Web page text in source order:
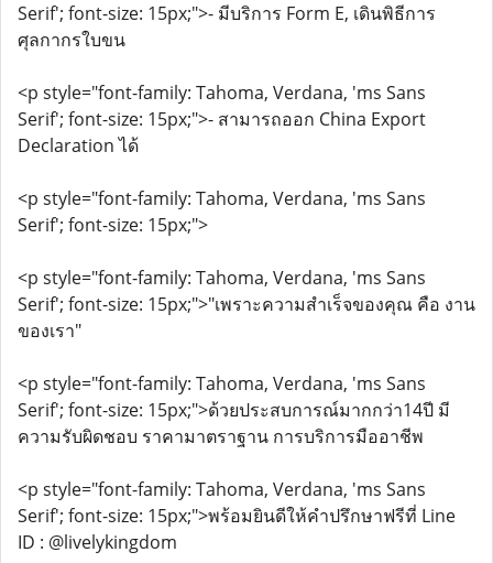
Serif'; font-size: 15px;">- มีบริการ Form E, เดินพิธีการ
ศุลกากรใบขน
<p style="font-family: Tahoma, Verdana, 'ms Sans
Serif'; font-size: 15px;">- สามารถออก China Export
Declaration ได้
<p style="font-family: Tahoma, Verdana, 'ms Sans
Serif'; font-size: 15px;">
<p style="font-family: Tahoma, Verdana, 'ms Sans
Serif'; font-size: 15px;">"เพราะความสำเร็จของคุณ คือ งาน
ของเรา"
<p style="font-family: Tahoma, Verdana, 'ms Sans
Serif'; font-size: 15px;">ด้วยประสบการณ์มากกว่า14ปี มี
ความรับผิดชอบ ราคามาตราฐาน การบริการมืออาชีพ
<p style="font-family: Tahoma, Verdana, 'ms Sans
Serif'; font-size: 15px;">พร้อมยินดีให้คำปรึกษาฟรีที่ Line
ID : @livelykingdom